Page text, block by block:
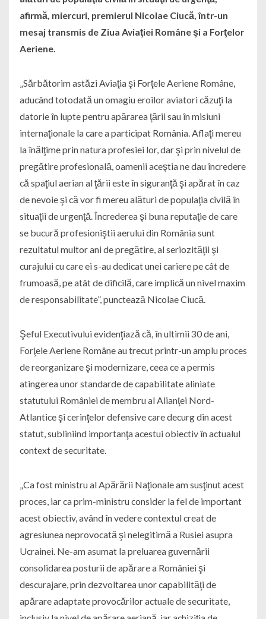
afirmă, miercuri, premierul Nicolae Ciucă, într-un
mesaj transmis de Ziua Aviaţiei Române şi a Forţelor
Aeriene.
„Sărbătorim astăzi Aviaţia şi Forţele Aeriene Române,
aducând totodată un omagiu eroilor aviatori căzuţi la
datorie în lupte pentru apărarea ţării sau în misiuni
internaţionale la care a participat România. Aflaţi mereu
la înălţime prin natura profesiei lor, dar şi prin nivelul de
pregătire profesională, oamenii aceştia ne dau încredere
că spaţiul aerian al ţării este în siguranţă şi apărat în caz
de nevoie şi că vor fi mereu alături de populaţia civilă în
situaţii de urgenţă. Încrederea şi buna reputaţie de care
se bucură profesioniştii aerului din România sunt
rezultatul multor ani de pregătire, al seriozităţii şi
curajului cu care ei s-au dedicat unei cariere pe cât de
frumoasă, pe atât de dificilă, care implică un nivel maxim
de responsabilitate”, punctează Nicolae Ciucă.
Şeful Executivului evidenţiază că, în ultimii 30 de ani,
Forţele Aeriene Române au trecut printr-un amplu proces
de reorganizare şi modernizare, ceea ce a permis
atingerea unor standarde de capabilitate aliniate
statutului României de membru al Alianţei Nord-
Atlantice şi cerinţelor defensive care decurg din acest
statut, subliniind importanţa acestui obiectiv în actualul
context de securitate.
„Ca fost ministru al Apărării Naţionale am susţinut acest
proces, iar ca prim-ministru consider la fel de important
acest obiectiv, având în vedere contextul creat de
agresiunea neprovocată şi nelegitimă a Rusiei asupra
Ucrainei. Ne-am asumat la preluarea guvernării
consolidarea posturii de apărare a României şi
descurajare, prin dezvoltarea unor capabilităţi de
apărare adaptate provocărilor actuale de securitate,